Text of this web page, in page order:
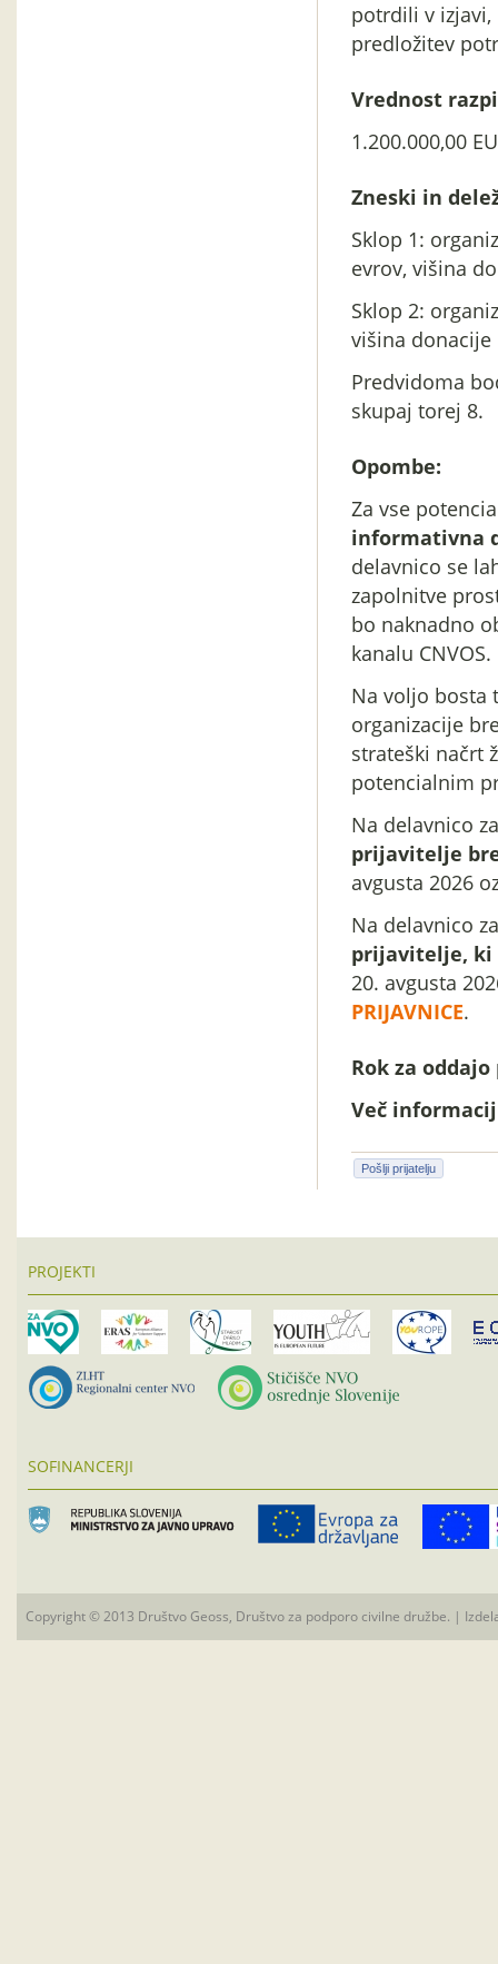
potrdili v izjavi,
predložitev
Vrednost
1.200.000,00
Zneski in
Sklop 1:
evrov, višina
Sklop 2:
višina donacije
Predvidoma
skupaj torej 8.
Opombe:
Za vse
informativna
delavnico se
zapolnitve
bo naknadno
kanalu CNVOS.
Na voljo bosta
organizacije
strateški načrt
potencialnim
Na delavnico
prijavitelje
avgusta 2026
Na delavnico
prijavitelje, ki
20. avgusta
PRIJAVNICE.
Rok za
Več
Pošlji prijatelju
PROJEKTI
SOFINANCERJI
Copyright © 2013 Društvo Geoss, Društvo za podporo civilne družbe. |